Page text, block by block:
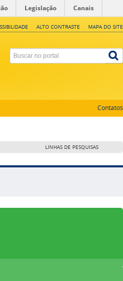
Legislação Canais
ALTO CONTRASTE MAPA DO SITE
Contatos
LINHAS DE PESQUISAS